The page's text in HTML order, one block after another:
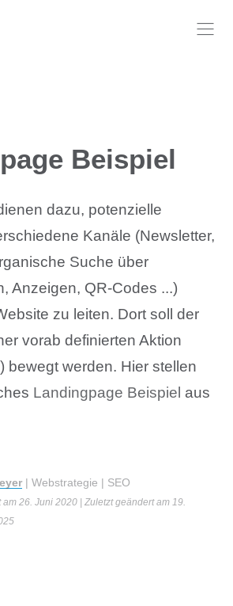
Beispiel
dazu, potenzielle
Kanäle (Newsletter,
Suche über
Anzeigen, QR-Codes ...)
zu leiten. Dort soll der
vorab definierten Aktion
bewegt werden. Hier stellen
Landingpage Beispiel aus
| Webstrategie | SEO
am 26. Juni 2020| Zuletzt geändert am 19.